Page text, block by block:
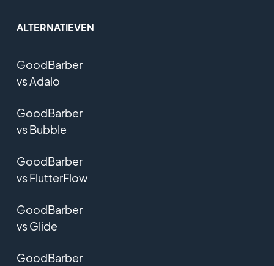
ALTERNATIEVEN
GoodBarber
vs Adalo
GoodBarber
vs Bubble
GoodBarber
vs FlutterFlow
GoodBarber
vs Glide
GoodBarber